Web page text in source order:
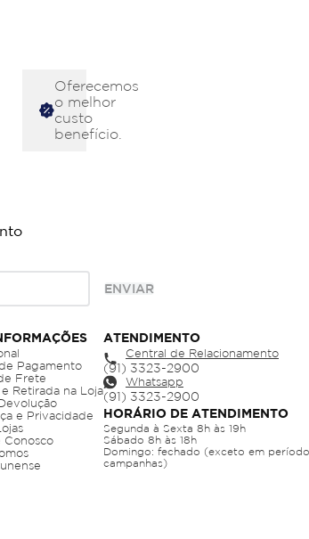
Oferecemos
o melhor
custo
benefício.
ENVIAR
Pagamento
Frete
Retirada na Loja
e Privacidade
Conosco
ATENDIMENTO
Central de Relacionamento
Whatsapp
HORÁRIO DE ATENDIMENTO
Segunda à Sexta 8h às 19h
Sábado 8h às 18h
Domingo: fechado (exceto em
campanhas)